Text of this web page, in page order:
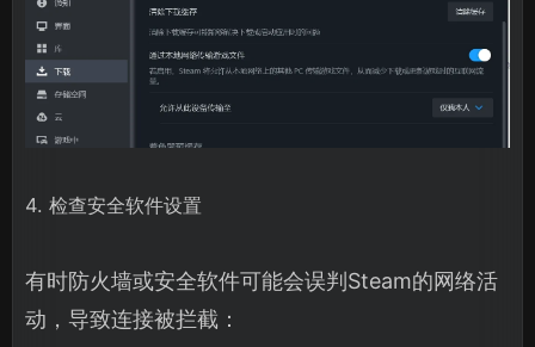
4. 检查安全软件设置
有时防火墙或安全软件可能会误判Steam的网络活
动，导致连接被拦截：